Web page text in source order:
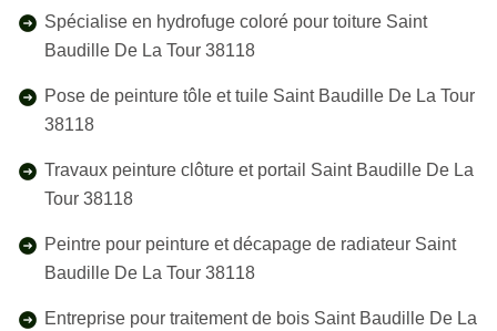
Spécialise en hydrofuge coloré pour toiture Saint
Baudille De La Tour 38118
Pose de peinture tôle et tuile Saint Baudille De La Tour
38118
Travaux peinture clôture et portail Saint Baudille De La
Tour 38118
Peintre pour peinture et décapage de radiateur Saint
Baudille De La Tour 38118
Entreprise pour traitement de bois Saint Baudille De La